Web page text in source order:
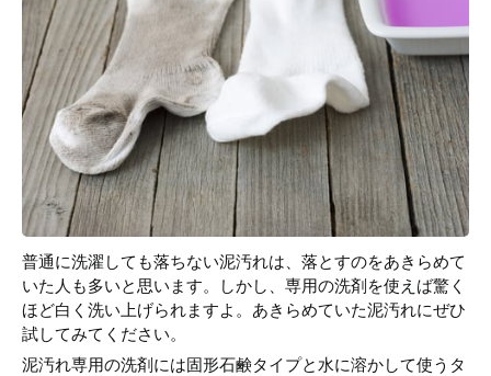
普通に洗濯しても落ちない泥汚れは、落とすのをあきらめて
いた人も多いと思います。しかし、専用の洗剤を使えば驚く
ほど白く洗い上げられますよ。あきらめていた泥汚れにぜひ
試してみてください。
泥汚れ専用の洗剤には固形石鹸タイプと水に溶かして使うタ